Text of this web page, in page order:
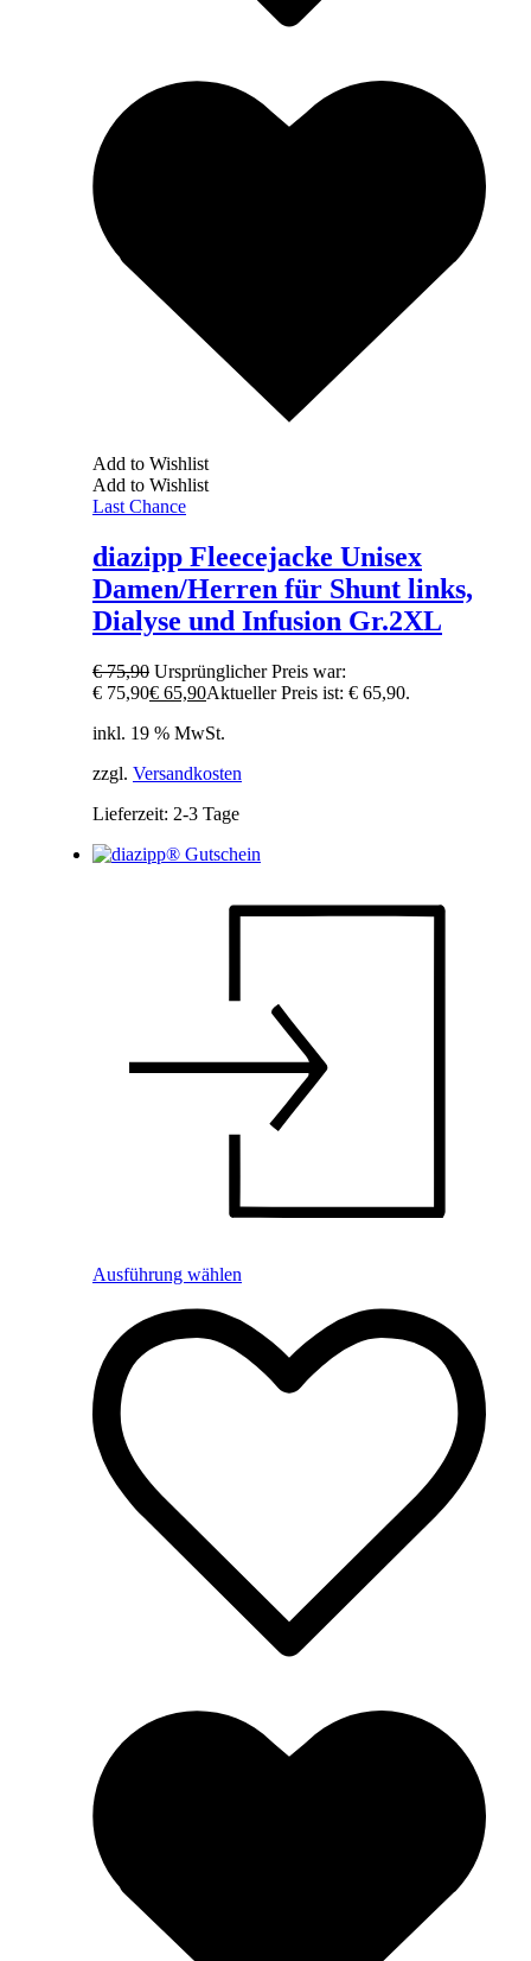
Add to Wishlist
Add to Wishlist
Last Chance
diazipp Fleecejacke Unisex
Damen/Herren für Shunt links,
Dialyse und Infusion Gr.2XL
€75,90 Ursprünglicher Preis war:
€ 75,90€ 65,90Aktueller Preis ist: € 65,90.
inkl. 19 % MwSt.
zzgl. Versandkosten
Lieferzeit: 2-3 Tage
Ausführung wählen